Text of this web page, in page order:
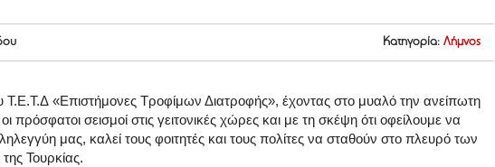
Κατηγορία: Λήμνος
Τ.Ε.Τ.Δ «Επιστήμονες Τροφίμων Διατροφής», έχοντας στο μυαλό την ανείπωτη
σεισμοί στις γειτονικές χώρες και με τη σκέψη ότι οφείλουμε να
μας, καλεί τους φοιτητές και τους πολίτες να σταθούν στο πλευρό των
Τουρκίας.